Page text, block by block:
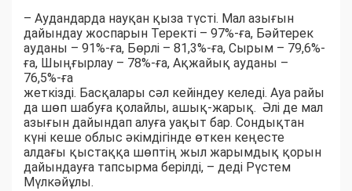
– Аудандарда науқан қыза түсті. Мал азығын
дайындау жоспарын Теректі – 97%-ға, Бәйтерек
ауданы – 91%-ға, Бөрлі – 81,3%-ға, Сырым – 79,6%-
ға, Шыңғырлау – 78%-ға, Ақжайық ауданы –
76,5%-ға
жеткізді. Басқалары сәл кейіндеу келеді. Ауа райы
да шөп шабуға қолайлы, ашық-жарық. Әлі де мал
азығын дайындап алуға уақыт бар. Сондықтан
күні кеше облыс әкімдігінде өткен кеңесте
алдағы қыстаққа шөптің жыл жарымдық қорын
дайындауға тапсырма берілді, – деді Рүстем
Мүлкәйұлы.